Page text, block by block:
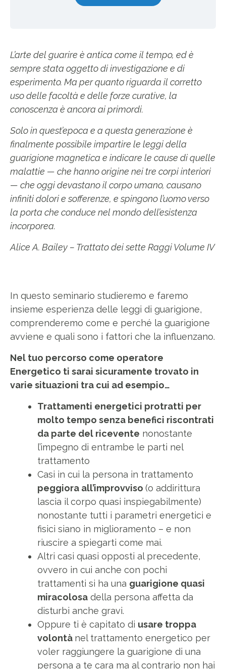
L’arte del guarire è antica come il tempo, ed è
sempre stata oggetto di investigazione e di
esperimento. Ma per quanto riguarda il corretto
uso delle facoltà e delle forze curative, la
conoscenza è ancora ai primordi.
Solo in quest’epoca e a questa generazione è
finalmente possibile impartire le leggi della
guarigione magnetica e indicare le cause di quelle
malattie — che hanno origine nei tre corpi interiori
— che oggi devastano il corpo umano, causano
infiniti dolori e sofferenze, e spingono l’uomo verso
la porta che conduce nel mondo dell’esistenza
incorporea.
Alice A. Bailey – Trattato dei sette Raggi Volume IV
In questo seminario studieremo e faremo
insieme esperienza delle leggi di guarigione,
comprenderemo come e perché la guarigione
avviene e quali sono i fattori che la influenzano.
Nel tuo percorso come operatore
Energetico ti sarai sicuramente trovato in
varie situazioni tra cui ad esempio…
Trattamenti energetici protratti per
molto tempo senza benefici riscontrati
da parte del ricevente nonostante
l’impegno di entrambe le parti nel
trattamento
Casi in cui la persona in trattamento
peggiora all’improvviso (o addirittura
lascia il corpo quasi inspiegabilmente)
nonostante tutti i parametri energetici e
fisici siano in miglioramento – e non
riuscire a spiegarti come mai.
Altri casi quasi opposti al precedente,
ovvero in cui anche con pochi
trattamenti si ha una guarigione quasi
miracolosa della persona affetta da
disturbi anche gravi.
Oppure ti è capitato di usare troppa
volontà nel trattamento energetico per
voler raggiungere la guarigione di una
persona a te cara ma al contrario non hai